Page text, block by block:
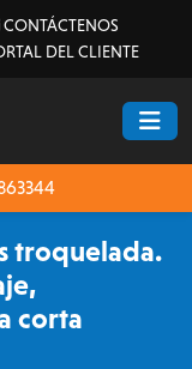
CONTÁCTENOS
DEL CLIENTE
troquelada.
corta